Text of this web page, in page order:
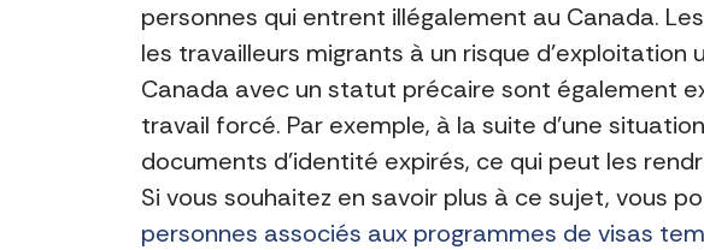
personnes qui entrent illégalement au Canada.
les travailleurs migrants à un risque d’exploitation
Canada avec un statut précaire sont également
travail forcé. Par exemple, à la suite d’une
documents d’identité expirés, ce qui peut les
Si vous souhaitez en savoir plus à ce sujet, vous
personnes associés aux programmes de visas